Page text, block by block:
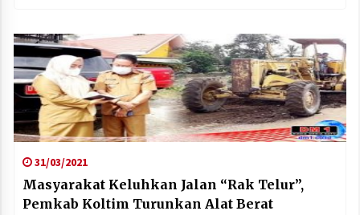
31/03/2021
Masyarakat Keluhkan Jalan “Rak Telur”,
Pemkab Koltim Turunkan Alat Berat